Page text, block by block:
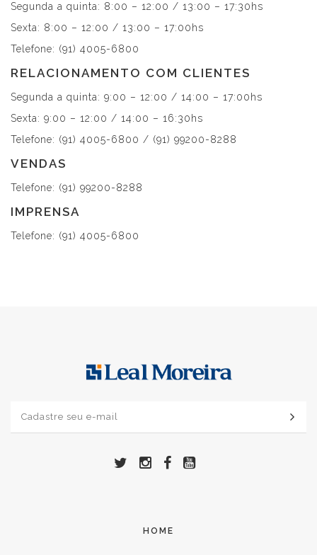
Segunda a quinta: 8:00 – 12:00 / 13:00 – 17:30hs
Sexta: 8:00 – 12:00 / 13:00 – 17:00hs
Telefone: (91) 4005-6800
RELACIONAMENTO COM CLIENTES
Segunda a quinta: 9:00 – 12:00 / 14:00 – 17:00hs
Sexta: 9:00 – 12:00 / 14:00 – 16:30hs
Telefone: (91) 4005-6800 / (91) 99200-8288
VENDAS
Telefone: (91) 99200-8288
IMPRENSA
Telefone: (91) 4005-6800
HOME